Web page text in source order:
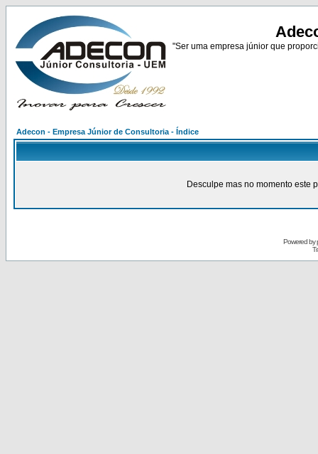
"Ser uma empresa júnior que
Adecon - Empresa Júnior de Consultoria - Índice
Desculpe mas no momento este
Powered by